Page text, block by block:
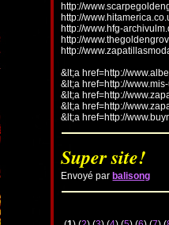
http://
http://
http://www.hfg-
http://
http://
&lt;a href=http://
&lt;a href=http://
&lt;a href=http://
&lt;a href=http://
&lt;a href=http://
Super site!
Envoyé par balisong